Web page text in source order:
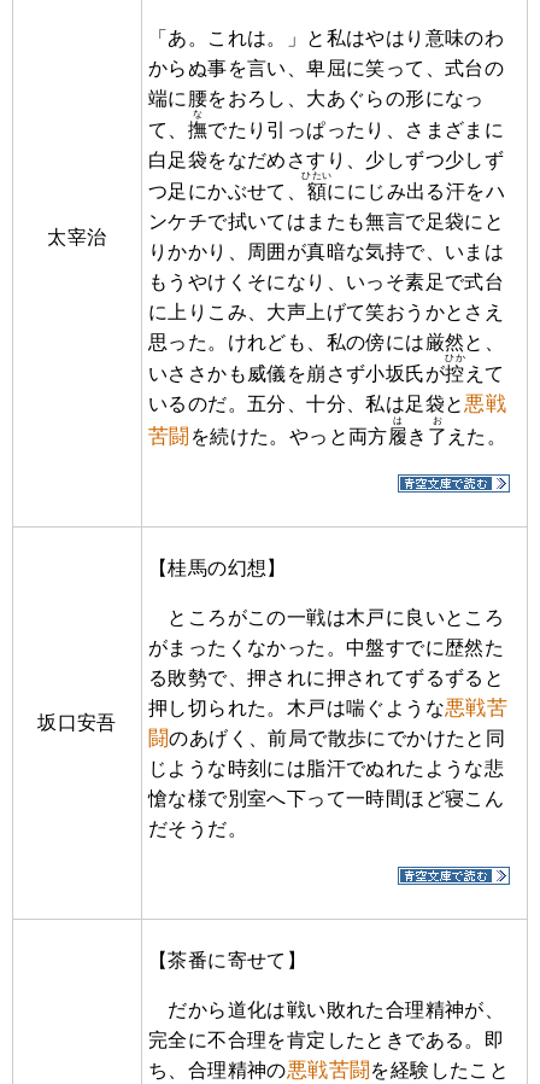
太宰治
「あ。これは。」と私はやはり意味のわ
からぬ事を言い、卑屈に笑って、式台の
端に腰をおろし、大あぐらの形になっ
て、 撫
な
でたり引っぱったり、さまざまに
白足袋をなだめさすり、少しずつ少しず
つ足にかぶせて、 額
ひたい
ににじみ出る汗をハ
ンケチで拭いてはまたも無言で足袋にと
りかかり、周囲が真暗な気持で、いまは
もうやけくそになり、いっそ素足で式台
に上りこみ、大声上げて笑おうかとさえ
思った。けれども、私の傍には厳然と、
いささかも威儀を崩さず小坂氏が控
ひか
えて
いるのだ。五分、十分、私は足袋と悪戦
苦闘 を続けた。やっと両方履
は
き 了
お
えた。
坂口安吾
【桂馬の幻想】
ところがこの一戦は木戸に良いところ
がまったくなかった。中盤すでに歴然た
る敗勢で、押されに押されてずるずると
押し切られた。木戸は喘ぐような悪戦苦
闘のあげく、前局で散歩にでかけたと同
じような時刻には脂汗でぬれたような悲
愴な様で別室へ下って一時間ほど寝こん
だそうだ。
【茶番に寄せて】
だから道化は戦い敗れた合理精神が、
完全に不合理を肯定したときである。即
ち、合理精神の悪戦苦闘 を経験したこと